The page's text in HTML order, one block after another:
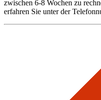
zwischen 6-8 Wochen zu
erfahren Sie unter der